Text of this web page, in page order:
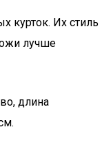
курток. Их стиль
лучше
длина